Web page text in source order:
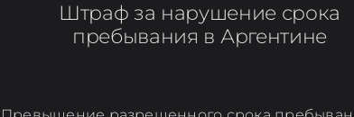
Штраф за нарушение срока
пребывания в Аргентине